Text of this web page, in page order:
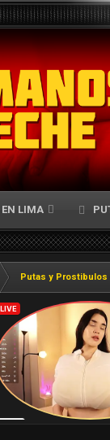
EN LIMA
Putas y Prostibulos